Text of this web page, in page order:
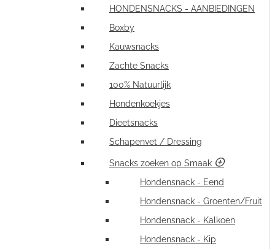
HONDENSNACKS - AANBIEDINGEN
Boxby
Kauwsnacks
Zachte Snacks
100% Natuurlijk
Hondenkoekjes
Dieetsnacks
Schapenvet / Dressing
Snacks zoeken op Smaak
Hondensnack - Eend
Hondensnack - Groenten/Fruit
Hondensnack - Kalkoen
Hondensnack - Kip